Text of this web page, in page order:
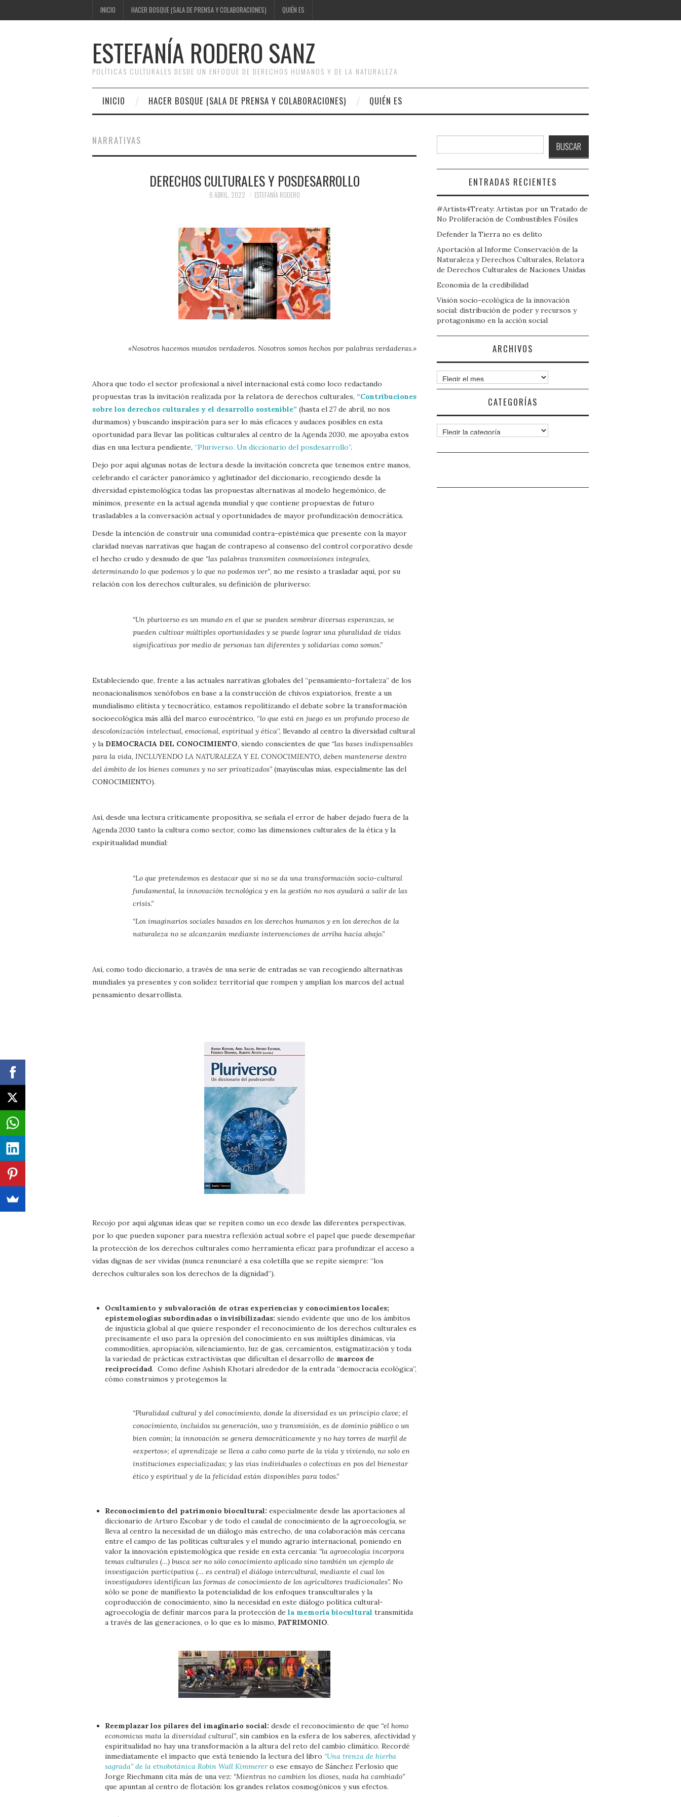
INICIO HACER BOSQUE (SALA DE PRENSA Y COLABORACIONES) QUIÉN ES
ESTEFANÍA RODERO SANZ
POLÍTICAS CULTURALES DESDE UN ENFOQUE DE DERECHOS HUMANOS Y DE LA NATURALEZA
INICIO HACER BOSQUE (SALA DE PRENSA Y COLABORACIONES) QUIÉN ES
NARRATIVAS
DERECHOS CULTURALES Y POSDESARROLLO
6 ABRIL, 2022 ESTEFANÍA RODERO
«Nosotros hacemos mundos verdaderos. Nosotros somos hechos por palabras verdaderas.»
Ahora que todo el sector profesional a nivel internacional está como loco redactando
propuestas tras la invitación realizada por la relatora de derechos culturales, “Contribuciones
sobre los derechos culturales y el desarrollo sostenible” (hasta el 27 de abril, no nos
durmamos) y buscando inspiración para ser lo más eficaces y audaces posibles en esta
oportunidad para llevar las políticas culturales al centro de la Agenda 2030, me apoyaba estos
días en una lectura pendiente, “Pluriverso. Un diccionario del posdesarrollo”.
Dejo por aquí algunas notas de lectura desde la invitación concreta que tenemos entre manos,
celebrando el carácter panorámico y aglutinador del diccionario, recogiendo desde la
diversidad epistemológica todas las propuestas alternativas al modelo hegemónico, de
mínimos, presente en la actual agenda mundial y que contiene propuestas de futuro
trasladables a la conversación actual y oportunidades de mayor profundización democrática.
Desde la intención de construir una comunidad contra-epistémica que presente con la mayor
claridad nuevas narrativas que hagan de contrapeso al consenso del control corporativo desde
el hecho crudo y desnudo de que “las palabras transmiten cosmovisiones integrales,
determinando lo que podemos y lo que no podemos ver”, no me resisto a trasladar aquí, por su
relación con los derechos culturales, su definición de pluriverso:
“Un pluriverso es un mundo en el que se pueden sembrar diversas esperanzas, se
pueden cultivar múltiples oportunidades y se puede lograr una pluralidad de vidas
significativas por medio de personas tan diferentes y solidarias como somos.”
Estableciendo que, frente a las actuales narrativas globales del “pensamiento-fortaleza” de los
neonacionalismos xenófobos en base a la construcción de chivos expiatorios, frente a un
mundialismo elitista y tecnocrático, estamos repolitizando el debate sobre la transformación
socioecológica más allá del marco eurocéntrico, “lo que está en juego es un profundo proceso de
descolonización intelectual, emocional, espiritual y ética”, llevando al centro la diversidad cultural
y la DEMOCRACIA DEL CONOCIMIENTO, siendo conscientes de que “las bases indispensables
para la vida, INCLUYENDO LA NATURALEZA Y EL CONOCIMIENTO, deben mantenerse dentro
del ámbito de los bienes comunes y no ser privatizados” (mayúsculas mías, especialmente las del
CONOCIMIENTO).
Así, desde una lectura críticamente propositiva, se señala el error de haber dejado fuera de la
Agenda 2030 tanto la cultura como sector, como las dimensiones culturales de la ética y la
espiritualidad mundial:
“Lo que pretendemos es destacar que si no se da una transformación socio-cultural
fundamental, la innovación tecnológica y en la gestión no nos ayudará a salir de las
crisis.”
“Los imaginarios sociales basados en los derechos humanos y en los derechos de la
naturaleza no se alcanzarán mediante intervenciones de arriba hacia abajo.”
Así, como todo diccionario, a través de una serie de entradas se van recogiendo alternativas
mundiales ya presentes y con solidez territorial que rompen y amplían los marcos del actual
pensamiento desarrollista.
Recojo por aquí algunas ideas que se repiten como un eco desde las diferentes perspectivas,
por lo que pueden suponer para nuestra reflexión actual sobre el papel que puede desempeñar
la protección de los derechos culturales como herramienta eficaz para profundizar el acceso a
vidas dignas de ser vividas (nunca renunciaré a esa coletilla que se repite siempre: “los
derechos culturales son los derechos de la dignidad”).
Ocultamiento y subvaloración de otras experiencias y conocimientos locales;
epistemologías subordinadas o invisibilizadas: siendo evidente que uno de los ámbitos
de injusticia global al que quiere responder el reconocimiento de los derechos culturales es
precisamente el uso para la opresión del conocimiento en sus múltiples dinámicas, vía
commodities, apropiación, silenciamiento, luz de gas, cercamientos, estigmatización y toda
la variedad de prácticas extractivistas que dificultan el desarrollo de marcos de
reciprocidad. Como define Ashish Khotari alrededor de la entrada “democracia ecológica”,
cómo construimos y protegemos la:
“Pluralidad cultural y del conocimiento, donde la diversidad es un principio clave; el
conocimiento, incluidos su generación, uso y transmisión, es de dominio público o un
bien común; la innovación se genera democráticamente y no hay torres de marfil de
«expertos»; el aprendizaje se lleva a cabo como parte de la vida y viviendo, no solo en
instituciones especializadas; y las vías individuales o colectivas en pos del bienestar
ético y espiritual y de la felicidad están disponibles para todos.”
Reconocimiento del patrimonio biocultural: especialmente desde las aportaciones al
diccionario de Arturo Escobar y de todo el caudal de conocimiento de la agroecología, se
lleva al centro la necesidad de un diálogo más estrecho, de una colaboración más cercana
entre el campo de las políticas culturales y el mundo agrario internacional, poniendo en
valor la innovación epistemológica que reside en esta cercanía: “la agroecología incorpora
temas culturales (…) busca ser no sólo conocimiento aplicado sino también un ejemplo de
investigación participativa (… es central) el diálogo intercultural, mediante el cual los
investigadores identifican las formas de conocimiento de los agricultores tradicionales”. No
sólo se pone de manifiesto la potencialidad de los enfoques transculturales y la
coproducción de conocimiento, sino la necesidad en este diálogo política cultural-
agroecología de definir marcos para la protección de la memoria biocultural transmitida
a través de las generaciones, o lo que es lo mismo, PATRIMONIO.
Reemplazar los pilares del imaginario social: desde el reconocimiento de que “el homo
economicus mata la diversidad cultural”, sin cambios en la esfera de los saberes, afectividad y
espiritualidad no hay una transformación a la altura del reto del cambio climático. Recordé
inmediatamente el impacto que está teniendo la lectura del libro “Una trenza de hierba
sagrada” de la etnobotánica Robin Wall Kimmerero ese ensayo de Sánchez Ferlosio que
Jorge Riechmann cita más de una vez: “Mientras no cambien los dioses, nada ha cambiado”
que apuntan al centro de flotación: los grandes relatos cosmogónicos y sus efectos.
BUSCAR
ENTRADAS RECIENTES
#Artists4Treaty: Artistas por un Tratado de
No Proliferación de Combustibles Fósiles
Defender la Tierra no es delito
Aportación al Informe Conservación de la
Naturaleza y Derechos Culturales, Relatora
de Derechos Culturales de Naciones Unidas
Economía de la credibilidad
Visión socio-ecológica de la innovación
social: distribución de poder y recursos y
protagonismo en la acción social
ARCHIVOS
Archivos
CATEGORÍAS
Categorías